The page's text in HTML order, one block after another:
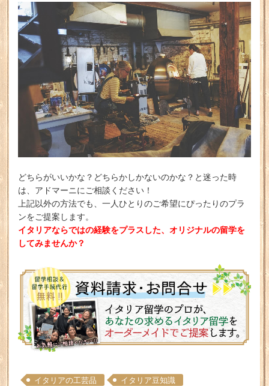
どちらがいいかな？どちらかしかないのかな？と迷った時
は、アドマーニにご相談ください！
上記以外の方法でも、一人ひとりのご希望にぴったりのプラ
ンをご提案します。
イタリアならではの経験をプラスした、オリジナルの留学を
してみませんか？
イタリアの工芸品 イタリア豆知識